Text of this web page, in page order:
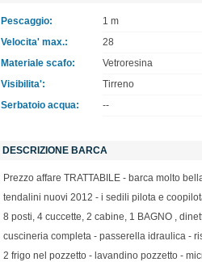
Pescaggio: 1 m
Velocita' max.:
28
Materiale scafo:
Vetroresina
Visibilita':
Tirreno
Serbatoio acqua:
--
DESCRIZIONE BARCA
Prezzo affare TRATTABILE - barca molto
tendalini nuovi 2012 - i sedili pilota e
8 posti, 4 cuccette, 2 cabine, 1 BAGNO ,
cuscineria completa - passerella idraulica -
2 frigo nel pozzetto - lavandino pozzetto -